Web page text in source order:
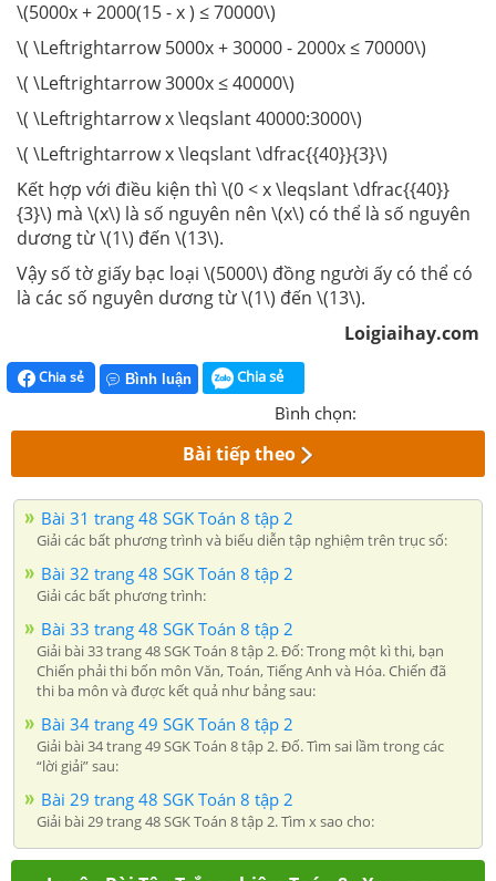
\(5000x + 2000(15 - x ) ≤ 70000\)
\( \Leftrightarrow 5000x + 30000 - 2000x ≤ 70000\)
\( \Leftrightarrow 3000x ≤ 40000\)
\( \Leftrightarrow x \leqslant 40000:3000\)
\( \Leftrightarrow x \leqslant \dfrac{{40}}{3}\)
Kết hợp với điều kiện thì \(0 < x \leqslant \dfrac{{40}}
{3}\) mà \(x\) là số nguyên nên \(x\) có thể là số nguyên
dương từ \(1\) đến \(13\).
Vậy số tờ giấy bạc loại \(5000\) đồng người ấy có thể có
là các số nguyên dương từ \(1\) đến \(13\).
Loigiaihay.com
Chia sẻ Bình luận Chia sẻ
Bình chọn:
Bài tiếp theo
Bài 31 trang 48 SGK Toán 8 tập 2
Giải các bất phương trình và biểu diễn tập nghiệm trên trục số:
Bài 32 trang 48 SGK Toán 8 tập 2
Giải các bất phương trình:
Bài 33 trang 48 SGK Toán 8 tập 2
Giải bài 33 trang 48 SGK Toán 8 tập 2. Đố: Trong một kì thi, bạn
Chiến phải thi bốn môn Văn, Toán, Tiếng Anh và Hóa. Chiến đã
thi ba môn và được kết quả như bảng sau:
Bài 34 trang 49 SGK Toán 8 tập 2
Giải bài 34 trang 49 SGK Toán 8 tập 2. Đố. Tìm sai lầm trong các
“lời giải” sau:
Bài 29 trang 48 SGK Toán 8 tập 2
Giải bài 29 trang 48 SGK Toán 8 tập 2. Tìm x sao cho: